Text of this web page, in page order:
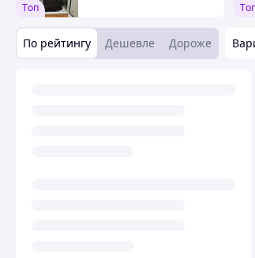
Tоп
По рейтингу Дешевле Дороже